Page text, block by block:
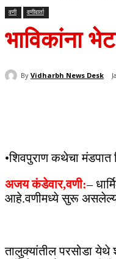
वणी वणीवार्ता
भाविकांना
By Vidharbh News Desk
•शिवपुराण कथेचा मंडपात
अजय कंडेवार,वणी:–
आहे.वणीमध्ये सुरू
तालुक्यांतील परसोडा येथे